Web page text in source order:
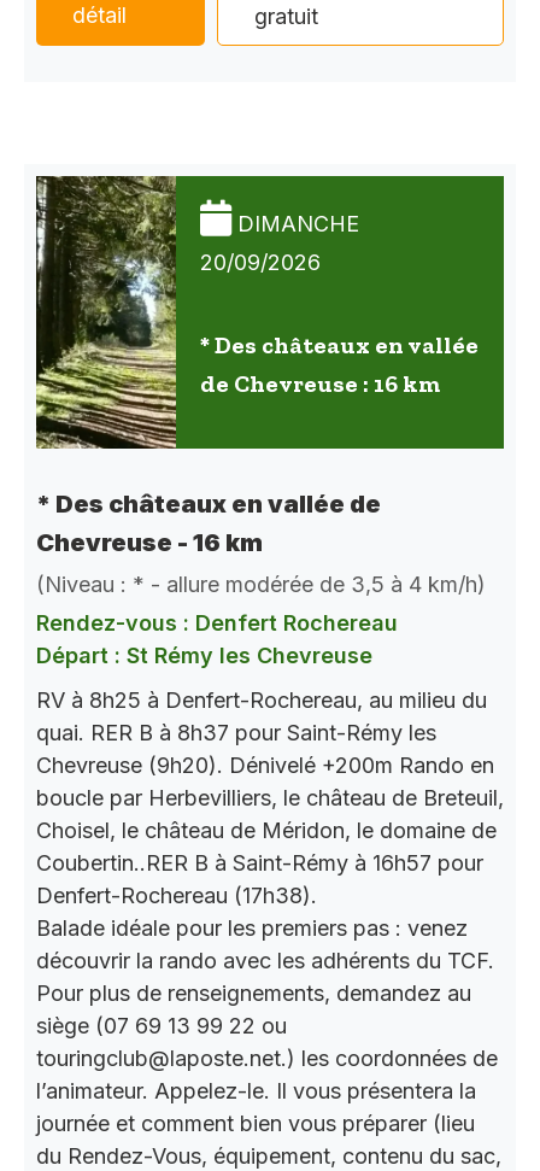
détail
gratuit
DIMANCHE
20/09/2026
* Des châteaux en vallée
de Chevreuse : 16 km
* Des châteaux en vallée de
Chevreuse - 16 km
(Niveau : * - allure modérée de 3,5 à 4 km/h)
Rendez-vous : Denfert Rochereau
Départ : St Rémy les Chevreuse
RV à 8h25 à Denfert-Rochereau, au milieu du
quai. RER B à 8h37 pour Saint-Rémy les
Chevreuse (9h20). Dénivelé +200m Rando en
boucle par Herbevilliers, le château de Breteuil,
Choisel, le château de Méridon, le domaine de
Coubertin..RER B à Saint-Rémy à 16h57 pour
Denfert-Rochereau (17h38).
Balade idéale pour les premiers pas : venez
découvrir la rando avec les adhérents du TCF.
Pour plus de renseignements, demandez au
siège (07 69 13 99 22 ou
touringclub@laposte.net.) les coordonnées de
l’animateur. Appelez-le. Il vous présentera la
journée et comment bien vous préparer (lieu
du Rendez-Vous, équipement, contenu du sac,